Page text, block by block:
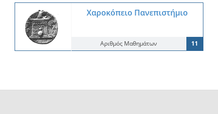
Χαροκόπειο Πανεπιστήμιο
Αριθμός Μαθημάτων 11